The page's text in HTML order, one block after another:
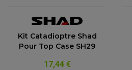
Kit Catadioptre Shad
Pour Top Case SH29
17,44 €